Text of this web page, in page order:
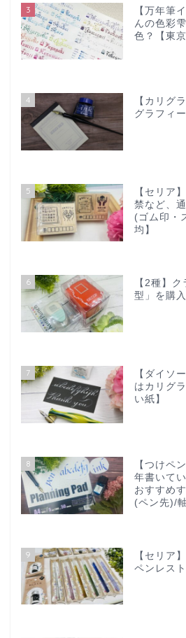
3
【万年筆
んの色彩
色？【東
4
【カリグ
グラフィ
5
【セリア
禁など、
(ゴム印・
均】
6
【2種】
型」を購
7
【ダイソ
はカリグ
い紙】
8
【つけペ
年書いて
おすすめ
(ペン先)/
9
【セリア
ペンレス